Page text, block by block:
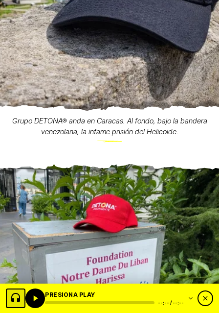
Grupo DETONA® anda en Caracas. Al fondo, bajo la bandera
venezolana, la infame prisión del Helicoide.
PRESIONA PLAY
--:-- / --:--